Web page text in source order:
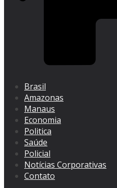
Brasil
Amazonas
Manaus
Economia
Politica
Saúde
Policial
Notícias Corporativas
Contato